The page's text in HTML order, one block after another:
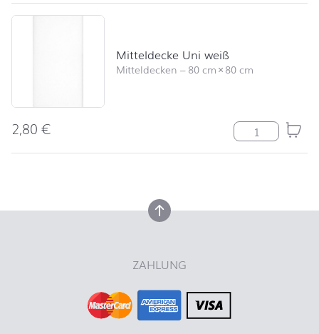
Mitteldecke Uni weiß
Mitteldecken –80 cm×80 cm
2,80€ Mitteldecke
nach oben
ZAHLUNG